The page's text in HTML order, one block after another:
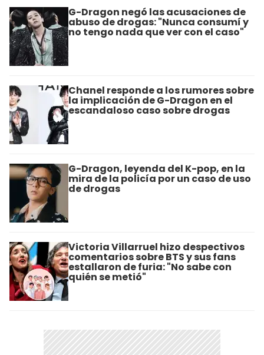
G-Dragon negó las acusaciones de
abuso de drogas: "Nunca consumí y
no tengo nada que ver con el caso"
Chanel responde a los rumores sobre
la implicación de G-Dragon en el
escandaloso caso sobre drogas
G-Dragon, leyenda del K-pop, en la
mira de la policía por un caso de uso
de drogas
Victoria Villarruel hizo despectivos
comentarios sobre BTS y sus fans
estallaron de furia: "No sabe con
quién se metió"